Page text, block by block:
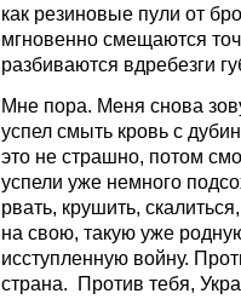
как резиновые пули от
мгновенно смещаются
разбиваются вдребезги
Мне пора. Меня снова
успел смыть кровь с
это не страшно, потом
успели уже немного
рвать, крушить,
на свою, такую уже
исступленную войну.
страна. Против тебя,